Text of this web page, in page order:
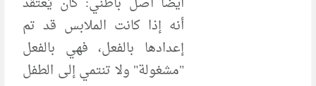
أنه إذا كانت الملابس قد تم
إعدادها بالفعل، فهي بالفعل
"مشغولة" ولا تنتمي إلى الطفل